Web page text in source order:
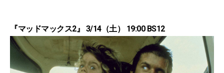
『マッドマックス2』 3/14（土） 19:00 BS12